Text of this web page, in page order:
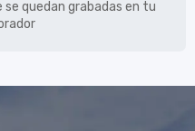
quedan grabadas en tu